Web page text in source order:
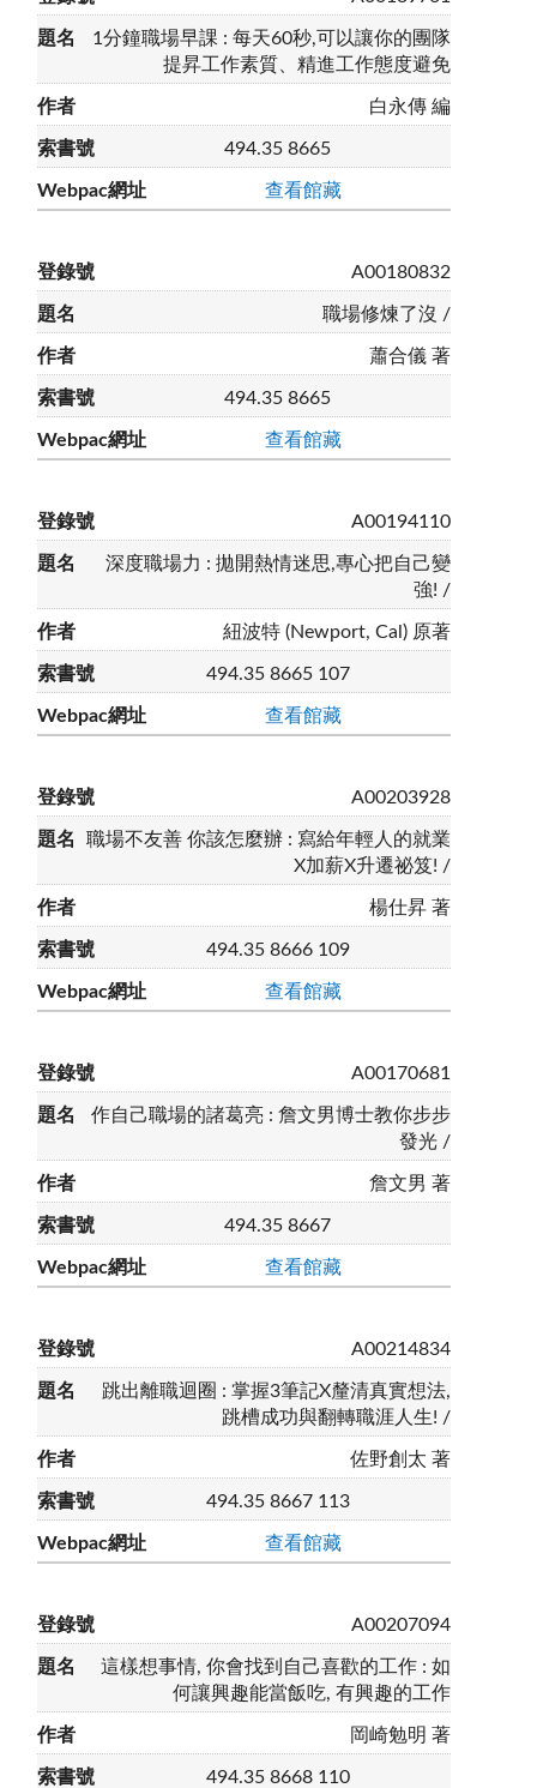
1分鐘職場早課 : 每天60秒,可以讓你的團隊
提昇工作素質、精進工作態度避免
白永傳 編
494.35 8665
查看館藏
A00180832
職場修煉了沒 /
蕭合儀 著
494.35 8665
查看館藏
A00194110
深度職場力 : 拋開熱情迷思,專心把自己變
強! /
紐波特 (Newport, Cal) 原著
494.35 8665 107
查看館藏
A00203928
職場不友善 你該怎麼辦 : 寫給年輕人的就業
X加薪X升遷祕笈! /
楊仕昇 著
494.35 8666 109
查看館藏
A00170681
作自己職場的諸葛亮 : 詹文男博士教你步步
發光 /
詹文男 著
494.35 8667
查看館藏
A00214834
跳出離職迴圈 : 掌握3筆記X釐清真實想法,
跳槽成功與翻轉職涯人生! /
佐野創太 著
494.35 8667 113
查看館藏
A00207094
這樣想事情, 你會找到自己喜歡的工作 : 如
何讓興趣能當飯吃, 有興趣的工作
岡崎勉明 著
494.35 8668 110